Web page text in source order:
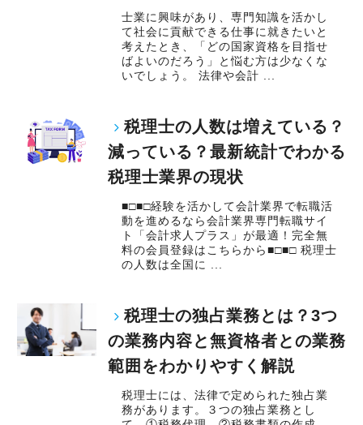
士業に興味があり、専門知識を活かし
て社会に貢献できる仕事に就きたいと
考えたとき、「どの国家資格を目指せ
ばよいのだろう」と悩む方は少なくな
いでしょう。 法律や会計 ...
税理士の人数は増えている？
減っている？最新統計でわかる
税理士業界の現状
■□■□経験を活かして会計業界で転職活
動を進めるなら会計業界専門転職サイ
ト「会計求人プラス」が最適！完全無
料の会員登録はこちらから■□■□ 税理士
の人数は全国に ...
税理士の独占業務とは？3つ
の業務内容と無資格者との業務
範囲をわかりやすく解説
税理士には、法律で定められた独占業
務があります。３つの独占業務とし